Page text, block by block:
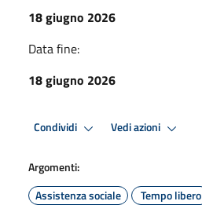
18 giugno 2026
Data fine:
18 giugno 2026
Condividi Vedi azioni
Argomenti:
Assistenza sociale
Tempo libero